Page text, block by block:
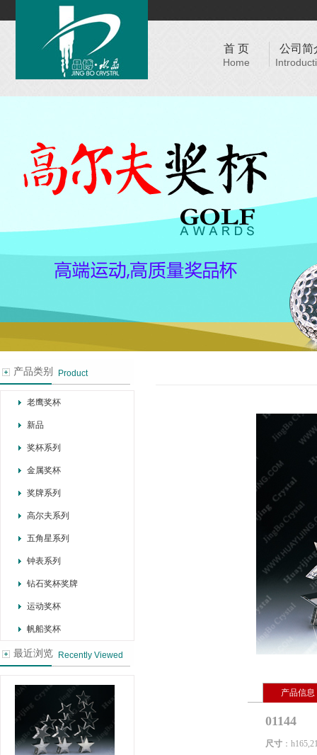
首 页
Home
公司简
产品类别 Product
老鹰奖杯
新品
奖杯系列
金属奖杯
奖牌系列
高尔夫系列
五角星系列
钟表系列
钻石奖杯奖牌
运动奖杯
帆船奖杯
最近浏览 Recently Viewed
产品信息
01144
尺寸 ：